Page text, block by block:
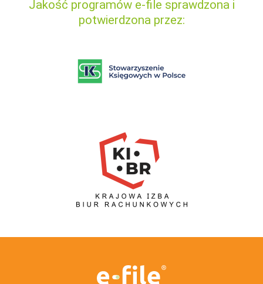
Jakość programów e-file sprawdzona i
potwierdzona przez: